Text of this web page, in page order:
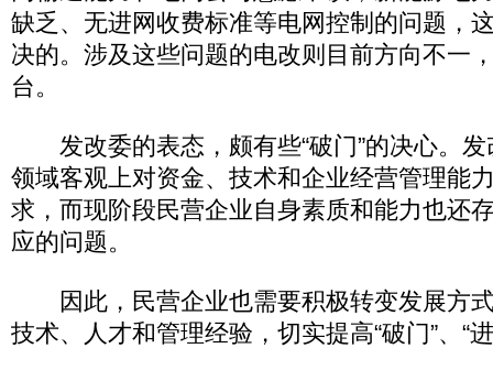
缺乏、无进网收费标准等电网控制的问题，
决的。涉及这些问题的电改则目前方向不一
台。
发改委的表态，颇有些“破门”的决心。发
领域客观上对资金、技术和企业经营管理能
求，而现阶段民营企业自身素质和能力也还
应的问题。
因此，民营企业也需要积极转变发展方
技术、人才和管理经验，切实提高“破门”、“